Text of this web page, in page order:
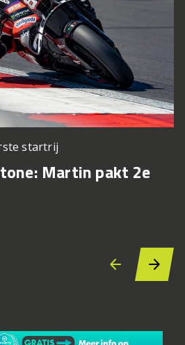
startrij
Martin pakt 2e